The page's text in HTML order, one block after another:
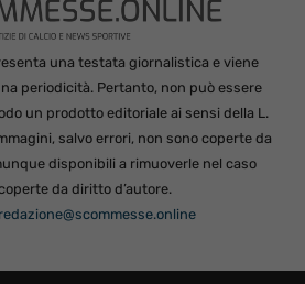
una testata giornalistica e viene
periodicità. Pertanto, non può essere
un prodotto editoriale ai sensi della L.
salvo errori, non sono coperte da
disponibili a rimuoverle nel caso
da diritto d’autore.
redazione@scommesse.online